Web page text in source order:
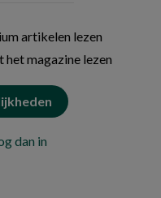
artikelen lezen
magazine lezen
dan in